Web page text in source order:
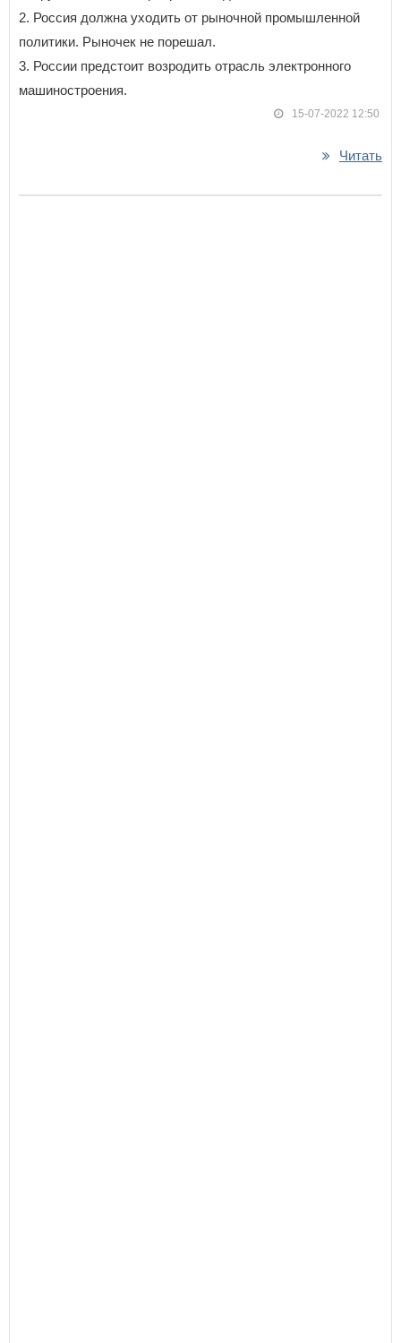
2. Россия должна уходить от рыночной промышленной
политики. Рыночек не порешал.
3. России предстоит возродить отрасль электронного
машиностроения.
15-07-2022 12:50
Читать